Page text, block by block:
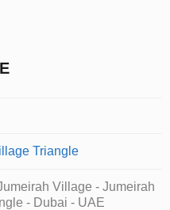
Triangle
Village - Jumeirah
- Dubai - UAE